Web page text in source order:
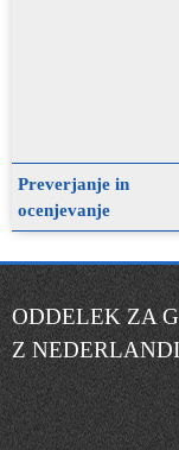
Preverjanje in
ocenjevanje
ODDELEK ZA
Z